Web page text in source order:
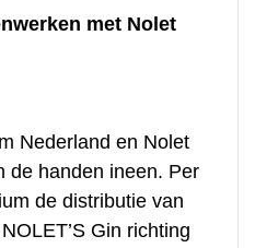
met Nolet
Nederland en Nolet
de handen ineen. Per
de distributie van
Gin richting